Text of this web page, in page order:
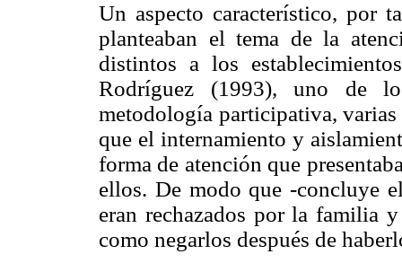
Un aspecto característico, por
planteaban el tema de la
distintos a los
Rodríguez (1993), uno de
metodología participativa,
que el internamiento y
forma de atención que
ellos. De modo que -concluye
eran rechazados por la familia
como negarlos después de